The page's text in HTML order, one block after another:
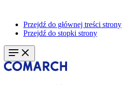
Przejdź do głównej treści strony
Przejdź do stopki strony